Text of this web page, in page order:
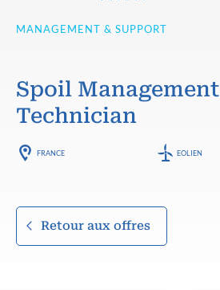
MANAGEMENT & SUPPORT
Spoil Management
Technician
FRANCE EOLIEN
Retour aux offres